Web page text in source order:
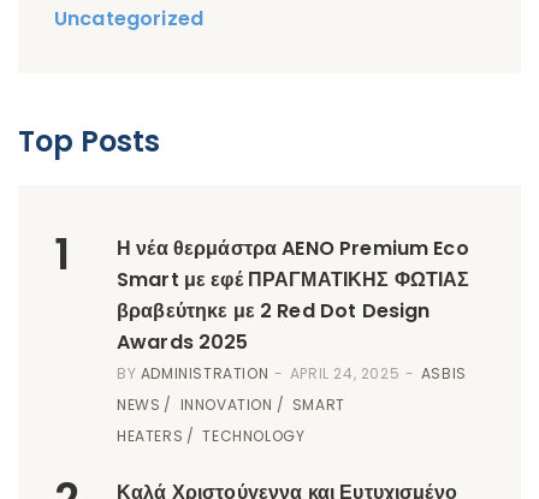
Uncategorized
Top Posts
1
Η νέα θερμάστρα AENO Premium Eco
Smart με εφέ ΠΡΑΓΜΑΤΙΚΗΣ ΦΩΤΙΑΣ
βραβεύτηκε με 2 Red Dot Design
Awards 2025
BY ADMINISTRATION APRIL 24, 2025
ASBIS
NEWS
INNOVATION
SMART
HEATERS
TECHNOLOGY
Καλά Χριστούγεννα και Ευτυχισμένο